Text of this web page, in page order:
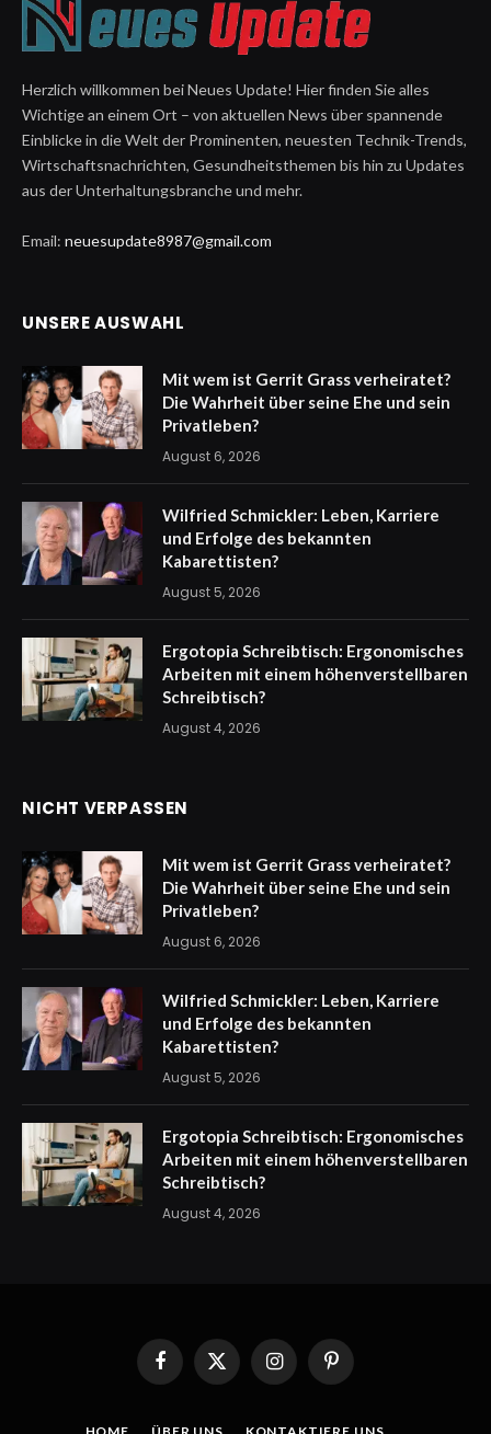
Herzlich willkommen bei Neues Update! Hier finden Sie alles
Wichtige an einem Ort – von aktuellen News über spannende
Einblicke in die Welt der Prominenten, neuesten Technik-Trends,
Wirtschaftsnachrichten, Gesundheitsthemen bis hin zu Updates
aus der Unterhaltungsbranche und mehr.
Email: neuesupdate8987@gmail.com
UNSERE AUSWAHL
Mit wem ist Gerrit Grass verheiratet?
Die Wahrheit über seine Ehe und sein
Privatleben?
August 6, 2026
Wilfried Schmickler: Leben, Karriere
und Erfolge des bekannten
Kabarettisten?
August 5, 2026
Ergotopia Schreibtisch: Ergonomisches
Arbeiten mit einem höhenverstellbaren
Schreibtisch?
August 4, 2026
NICHT VERPASSEN
Mit wem ist Gerrit Grass verheiratet?
Die Wahrheit über seine Ehe und sein
Privatleben?
August 6, 2026
Wilfried Schmickler: Leben, Karriere
und Erfolge des bekannten
Kabarettisten?
August 5, 2026
Ergotopia Schreibtisch: Ergonomisches
Arbeiten mit einem höhenverstellbaren
Schreibtisch?
August 4, 2026
FacebookX
(Twitter)
InstagramPinterest